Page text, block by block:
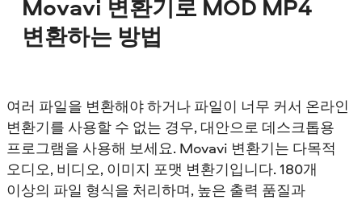
Movavi 변환기로 MOD MP4
변환하는 방법
여러 파일을 변환해야 하거나 파일이 너무 커서 온라인
변환기를 사용할 수 없는 경우, 대안으로 데스크톱용
프로그램을 사용해 보세요. Movavi 변환기는 다목적
오디오, 비디오, 이미지 포맷 변환기입니다. 180개
이상의 파일 형식을 처리하며, 높은 출력 품질과